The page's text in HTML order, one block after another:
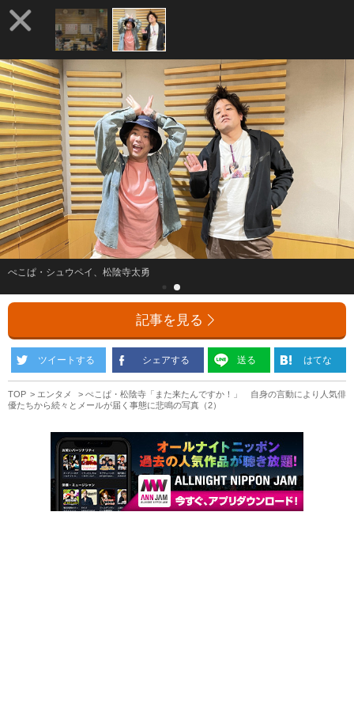
ぺこぱ・シュウペイ、松陰寺太勇
記事を見る
ツイートする シェアする 送る はてな
TOP エンタメ
ぺこぱ・松陰寺「また来たんですか！」 自身の言動により人気俳
優たちから続々とメールが届く事態に悲鳴の写真（2）